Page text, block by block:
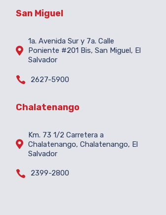
San Miguel

1a. Avenida Sur y 7a. Calle
Poniente #201 Bis, San Miguel, El
Salvador
 2627-5900
Chalatenango

Km. 73 1/2 Carretera a
Chalatenango, Chalatenango, El
Salvador
 2399-2800